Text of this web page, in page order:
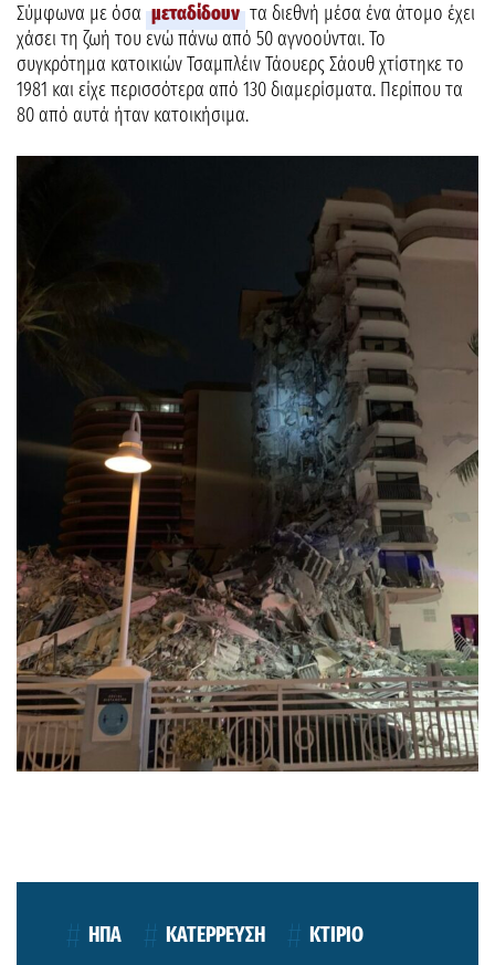
Σύμφωνα με όσα μεταδίδουν τα διεθνή μέσα ένα άτομο έχει
χάσει τη ζωή του ενώ πάνω από 50 αγνοούνται. Το
συγκρότημα κατοικιών Τσαμπλέιν Τάουερς Σάουθ χτίστηκε το
1981 και είχε περισσότερα από 130 διαμερίσματα. Περίπου τα
80 από αυτά ήταν κατοικήσιμα.
ΗΠΑ ΚΑΤΕΡΡΕΥΣΗ ΚΤΙΡΙΟ